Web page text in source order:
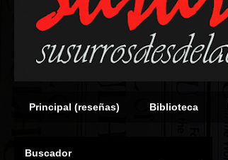
Principal (reseñas) Biblioteca
Buscador